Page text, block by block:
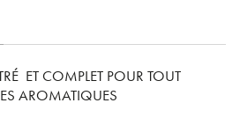
ET COMPLET POUR TOUT
AROMATIQUES